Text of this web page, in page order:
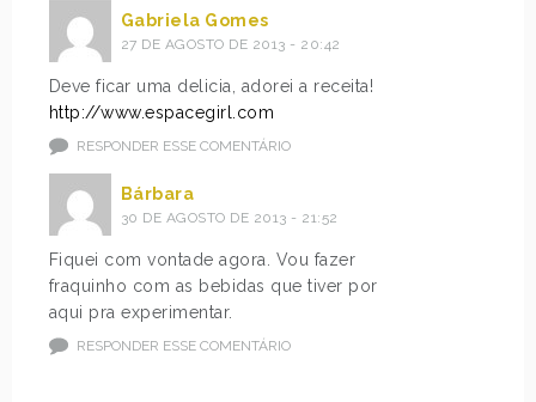
Gabriela Gomes
27 DE AGOSTO DE 2013 - 20:42
Deve ficar uma delicia, adorei a receita!
http://www.espacegirl.com
RESPONDER ESSE COMENTÁRIO
Bárbara
30 DE AGOSTO DE 2013 - 21:52
Fiquei com vontade agora. Vou fazer
fraquinho com as bebidas que tiver por
aqui pra experimentar.
RESPONDER ESSE COMENTÁRIO